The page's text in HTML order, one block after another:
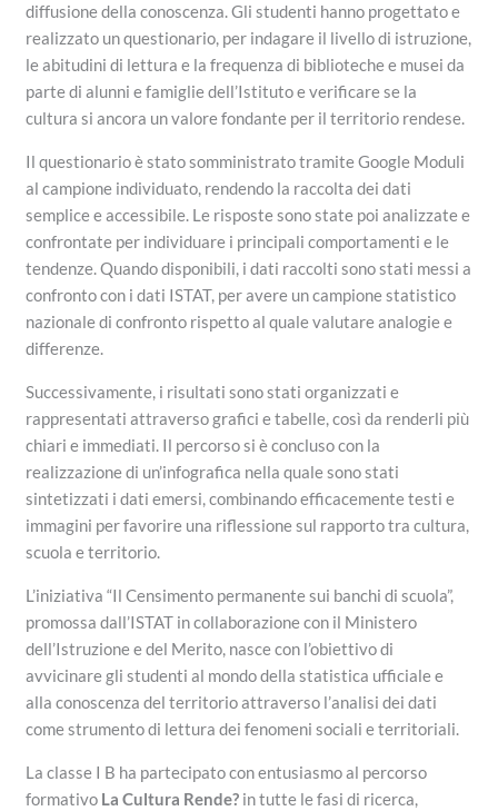
diffusione della conoscenza. Gli studenti hanno progettato e
realizzato un questionario, per indagare il livello di istruzione,
le abitudini di lettura e la frequenza di biblioteche e musei da
parte di alunni e famiglie dell’Istituto e verificare se la
cultura si ancora un valore fondante per il territorio rendese.
Il questionario è stato somministrato tramite Google Moduli
al campione individuato, rendendo la raccolta dei dati
semplice e accessibile. Le risposte sono state poi analizzate e
confrontate per individuare i principali comportamenti e le
tendenze. Quando disponibili, i dati raccolti sono stati messi a
confronto con i dati ISTAT, per avere un campione statistico
nazionale di confronto rispetto al quale valutare analogie e
differenze.
Successivamente, i risultati sono stati organizzati e
rappresentati attraverso grafici e tabelle, così da renderli più
chiari e immediati. Il percorso si è concluso con la
realizzazione di un’infografica nella quale sono stati
sintetizzati i dati emersi, combinando efficacemente testi e
immagini per favorire una riflessione sul rapporto tra cultura,
scuola e territorio.
L’iniziativa “Il Censimento permanente sui banchi di scuola”,
promossa dall’ISTAT in collaborazione con il Ministero
dell’Istruzione e del Merito, nasce con l’obiettivo di
avvicinare gli studenti al mondo della statistica ufficiale e
alla conoscenza del territorio attraverso l’analisi dei dati
come strumento di lettura dei fenomeni sociali e territoriali.
La classe I B ha partecipato con entusiasmo al percorso
formativo La Cultura Rende? in tutte le fasi di ricerca,